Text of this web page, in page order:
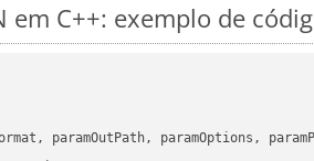
em C++: exemplo de
paramOutPath, paramOptions,